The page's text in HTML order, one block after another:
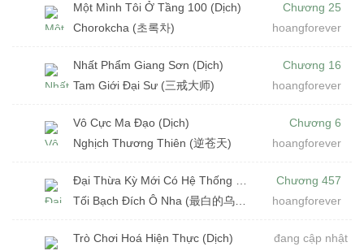
Một Mình Tôi Ở Tầng 100 (Dịch)
Chorokcha (초록차)
Chương 25
hoangforever
Nhất Phẩm Giang Sơn (Dịch)
Tam Giới Đại Sư (三戒大师)
Chương 16
hoangforever
Vô Cực Ma Đạo (Dịch)
Nghịch Thương Thiên (逆苍天)
Chương 6
hoangforever
Chương 457
hoangforever
Trò Chơi Hoá Hiện Thực (Dịch)
đang cập nhật